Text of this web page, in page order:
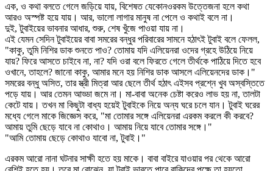
এক, ও কথা বলতে গেলে জড়িয়ে যায়, বিশেষত যেকোনওরকম উত্তেজনা হলে কথা
আরও অস্পষ্ট হয়ে যায়। আর, ভালো লাগার মানুষ না পেলে ও কথাই বলে না।
দুই, টুবাইয়ের ভাবনার আধার, শুরু, শেষ খুঁজে পাওয়া যায় না।
এই যেমন সেদিন টুবাইয়ের বাবা সমরের বন্ধুর পরিবারের সামনে হঠাৎই টুবাই বলে ফেলল,
"কাকু, তুমি নিশির ডাক শুনতে পাও? তোমায় যদি এলিয়েনরা ওদের গ্রহে উঠিয়ে নিয়ে
যায়? ফিরে আসতে চাইবে না, না? যদি ওরা বলে ফিরতে গেলে তীর্থকে পাঠিয়ে দিতে হবে
ওখানে, তাহলে? জানো কাকু, আমার মনে হয় নিশির ডাক আসলে এলিয়েনদের ডাক।"
সমরের বন্ধু অসিত, তার স্ত্রী মিত্রা আর ছেলে তীর্থ হঠাৎ এইসব প্রশ্নে খুব অস্বস্তিতে
পড়ে যায়। আর তেমন আড্ডা জমে না। মা-বাবা অনেক চেষ্টা করেও লাভ হয় না, তালটা
কেটে যায়। তখন মা কিছুটা বাধ্য হয়েই টুবাইকে নিয়ে অন্য ঘরে চলে যান। টুবাই ঘরের
মধ্যে গেলে মাকে জিজ্ঞেস করে, "মা তোমার সঙ্গে এলিয়েনরা এরকম করলে কী করবে?
আমায় তুমি ছেড়ে যাবে না কোথাও। আমায় নিয়ে যাবে তোমার সঙ্গে।"
"আমি তোমায় ছেড়ে কোথাও যাবো না, টুবাই।"
এরকম আরো নানা ঘটনার সাক্ষী হতে হয় মাকে। বাবা বাইরে যাওয়ার পর থেকে আরো